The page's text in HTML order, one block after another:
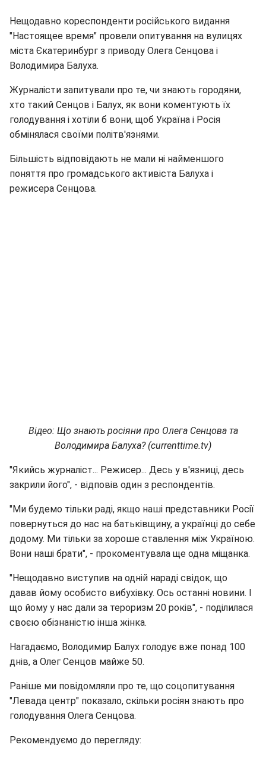
Нещодавно кореспонденти російського видання
"Настоящее время" провели опитування на вулицях
міста Єкатеринбург з приводу Олега Сенцова і
Володимира Балуха.
Журналісти запитували про те, чи знають городяни,
хто такий Сенцов і Балух, як вони коментують їх
голодування і хотіли б вони, щоб Україна і Росія
обмінялася своїми політв'язнями.
Більшість відповідають не мали ні найменшого
поняття про громадського активіста Балуха і
режисера Сенцова.
Відео: Що знають росіяни про Олега Сенцова та
Володимира Балуха? (currenttime.tv)
"Якийсь журналіст... Режисер... Десь у в'язниці, десь
закрили його", - відповів один з респондентів.
"Ми будемо тільки раді, якщо наші представники Росії
повернуться до нас на батьківщину, а українці до себе
додому. Ми тільки за хороше ставлення між Україною.
Вони наші брати", - прокоментувала ще одна міщанка.
"Нещодавно виступив на одній нараді свідок, що
давав йому особисто вибухівку. Ось останні новини. І
що йому у нас дали за тероризм 20 років", - поділилася
своєю обізнаністю інша жінка.
Нагадаємо, Володимир Балух голодує вже понад 100
днів, а Олег Сенцов майже 50.
Раніше ми повідомляли про те, що соцопитування
"Левада центр" показало, скільки росіян знають про
голодування Олега Сенцова.
Рекомендуємо до перегляду: